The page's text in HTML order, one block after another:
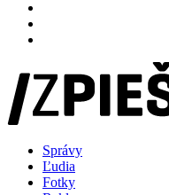
Správy
Ľudia
Fotky